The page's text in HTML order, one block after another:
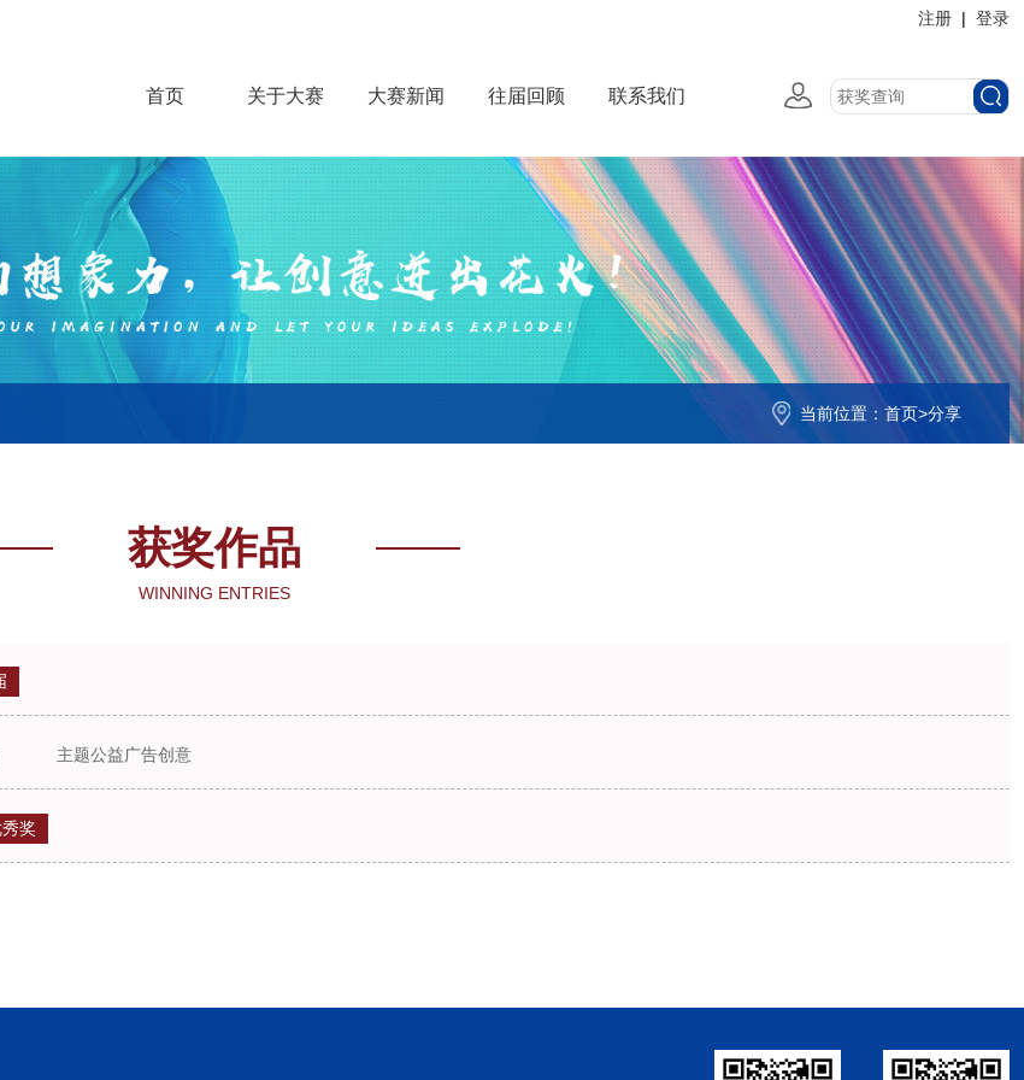
注册 | 登录
首页 关于大赛 大赛新闻 往届回顾 联系我们
当前位置： 首页>分享
获奖作品
WINNING ENTRIES
主题公益广告创意
奖